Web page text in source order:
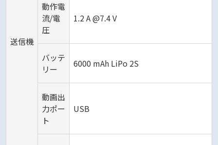
送信機
動作電
流/電
圧
1.2 A @7.4 V
バッテ
リー
6000 mAh LiPo 2S
動画出
力ポー
ト
USB